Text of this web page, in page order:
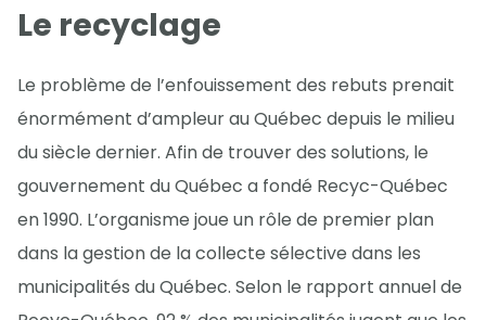
Le recyclage
Le problème de l’enfouissement des rebuts prenait
énormément d’ampleur au Québec depuis le milieu
du siècle dernier. Afin de trouver des solutions, le
gouvernement du Québec a fondé Recyc-Québec
en 1990. L’organisme joue un rôle de premier plan
dans la gestion de la collecte sélective dans les
municipalités du Québec. Selon le rapport annuel de